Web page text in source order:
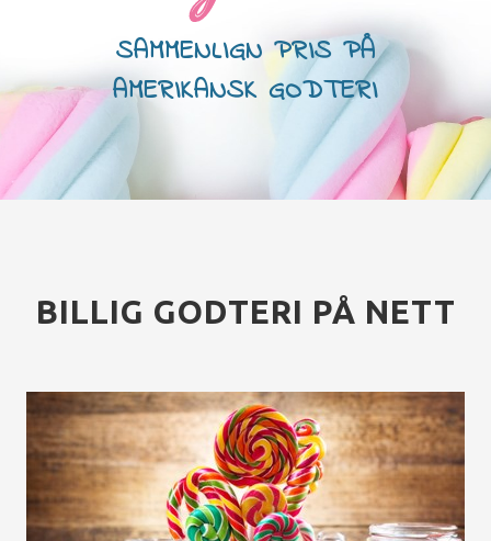
SAMMENLIGN PRIS PÅ
BILLIG GODTERI PÅ NETT